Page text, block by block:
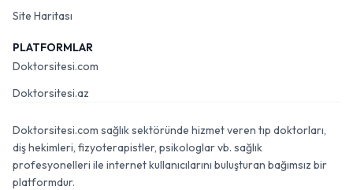
Site Haritası
PLATFORMLAR
Doktorsitesi.com
Doktorsitesi.az
Doktorsitesi.com sağlık sektöründe hizmet veren tıp doktorları,
diş hekimleri, fizyoterapistler, psikologlar vb. sağlık
profesyonelleri ile internet kullanıcılarını buluşturan bağımsız bir
platformdur.